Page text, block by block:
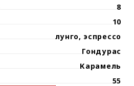
8
10
лунго, эспрессо
Гондурас
Карамель
55